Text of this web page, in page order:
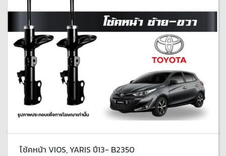
โช้คหน้า VIOS, YARIS ปี13- B2350